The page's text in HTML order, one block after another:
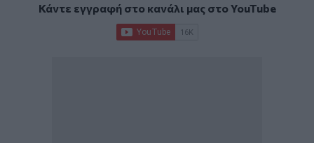
Κάντε εγγραφή στο κανάλι μας στοYouTube